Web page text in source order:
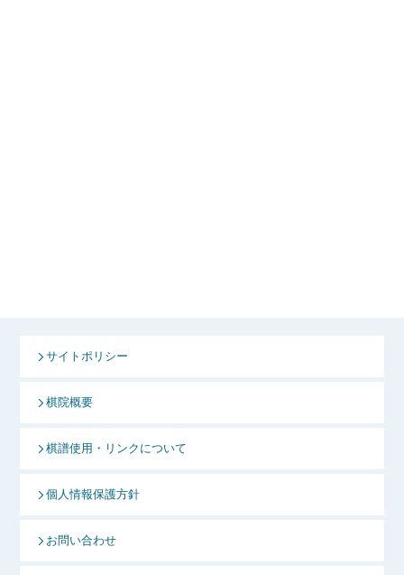
サイトポリシー
棋院概要
棋譜使用・リンクについて
個人情報保護方針
お問い合わせ